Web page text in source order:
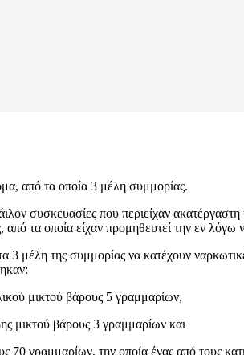
από τα οποία 3 μέλη συμμορίας.
συσκευασίες που περιείχαν
τα οποία είχαν προμηθευτεί την εν λόγω
μέλη της συμμορίας να κατέχουν
μικτού βάρους 5 γραμμαρίων,
μικτού βάρους 3 γραμμαρίων και
70 γραμμαρίων, την οποία ένας από τους